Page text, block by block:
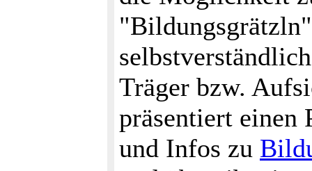
"Bildungsgrätzln"
Träger bzw.
präsentiert einen
und Infos zu